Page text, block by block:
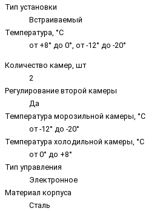
Тип установки
Встраиваемый
Температура, °C
от +8° до 0°, от -12° до -20°
Количество камер, шт
2
Регулирование второй камеры
Да
Температура морозильной камеры, °C
от -12° до -20°
Температура холодильной камеры, °C
от 0° до +8°
Тип управления
Электронное
Материал корпуса
Сталь